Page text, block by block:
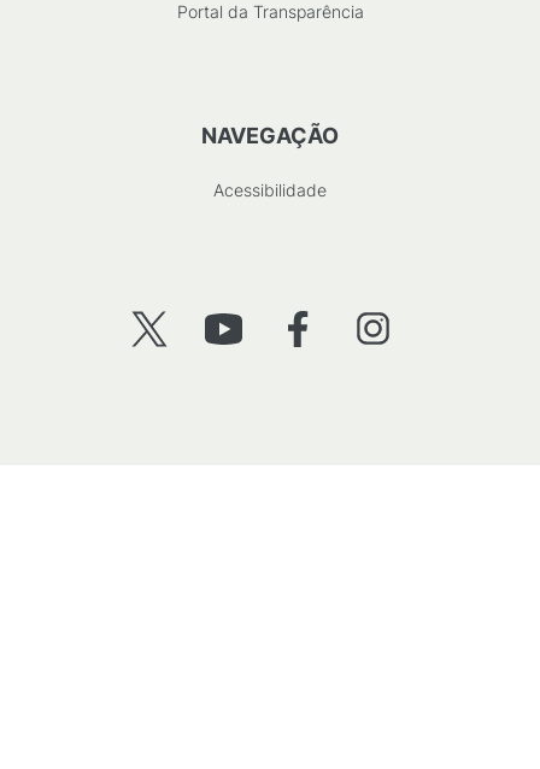
Portal da Transparência
NAVEGAÇÃO
Acessibilidade